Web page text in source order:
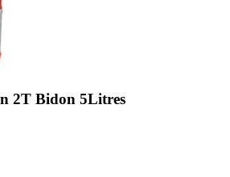
2T Bidon 5Litres